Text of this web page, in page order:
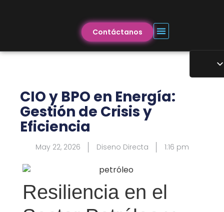
Contáctanos
CIO y BPO en Energía:
Gestión de Crisis y
Eficiencia
May 22, 2026 Diseno Directa 1:16 pm
Resiliencia en el